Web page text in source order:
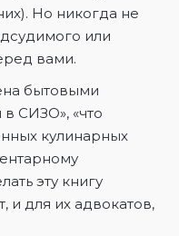
Но никогда не
или
вами.
бытовыми
в СИЗО», «что
кулинарных
эту книгу
и для их адвокатов,